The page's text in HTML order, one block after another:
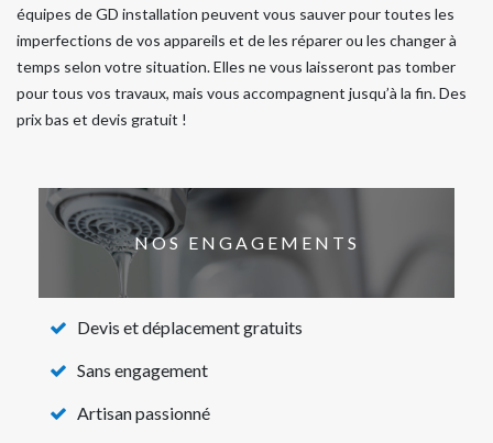
équipes de GD installation peuvent vous sauver pour toutes les
imperfections de vos appareils et de les réparer ou les changer à
temps selon votre situation. Elles ne vous laisseront pas tomber
pour tous vos travaux, mais vous accompagnent jusqu’à la fin. Des
prix bas et devis gratuit !
NOS ENGAGEMENTS
Devis et déplacement gratuits
Sans engagement
Artisan passionné